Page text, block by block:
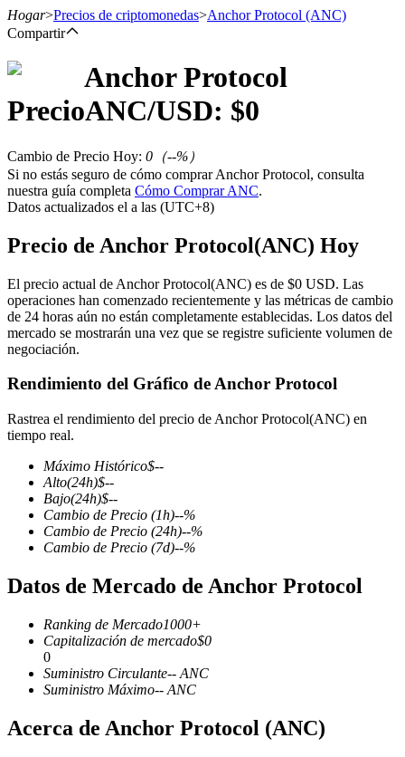
Futuros que utilizan USDT como garantía
Futuros COIN-M
Futuros de criptomonedas
TradFi
primas
Hogar>Precios de criptomonedas>Anchor Protocol (ANC)
Compartir
Anchor Protocol
PrecioANC/USD: $0
Cambio de Precio Hoy: 0 （--%）
Si no estás seguro de cómo comprar Anchor Protocol, consulta
nuestra guía completa Cómo Comprar ANC.
Datos actualizados el a las (UTC+8)
Precio de Anchor Protocol(ANC) Hoy
El precio actual de Anchor Protocol(ANC) es de $0 USD. Las
operaciones han comenzado recientemente y las métricas de cambio
de 24 horas aún no están completamente establecidas. Los datos del
mercado se mostrarán una vez que se registre suficiente volumen de
negociación.
Rendimiento del Gráfico de Anchor Protocol
Rastrea el rendimiento del precio de Anchor Protocol(ANC) en
tiempo real.
Máximo Histórico$--
Alto(24h)$--
Bajo(24h)$--
Cambio de Precio (1h)--%
Cambio de Precio (24h)--%
Cambio de Precio (7d)--%
Datos de Mercado de Anchor Protocol
Ranking de Mercado1000+
Capitalización de mercado$0
0
Suministro Circulante-- ANC
Suministro Máximo-- ANC
Acerca de Anchor Protocol (ANC)